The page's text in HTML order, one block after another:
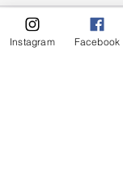
Instagram Facebook